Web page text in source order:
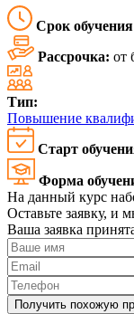
Срок
Рассрочка: от
Тип:
Повышение
Старт
Форма
На данный курс
Оставьте заявку, и
Ваша заявка